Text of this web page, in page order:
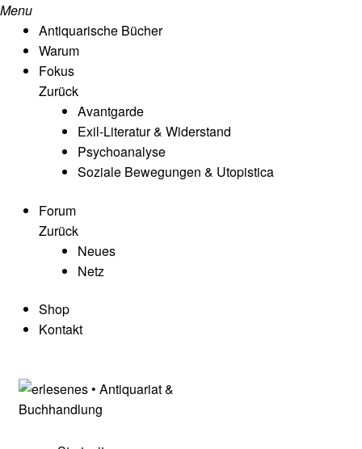
Menu
Antiquarische Bücher
Warum
Fokus
Zurück
Avantgarde
Exil-Literatur & Widerstand
Psychoanalyse
Soziale Bewegungen & Utopistica
Forum
Zurück
Neues
Netz
Shop
Kontakt